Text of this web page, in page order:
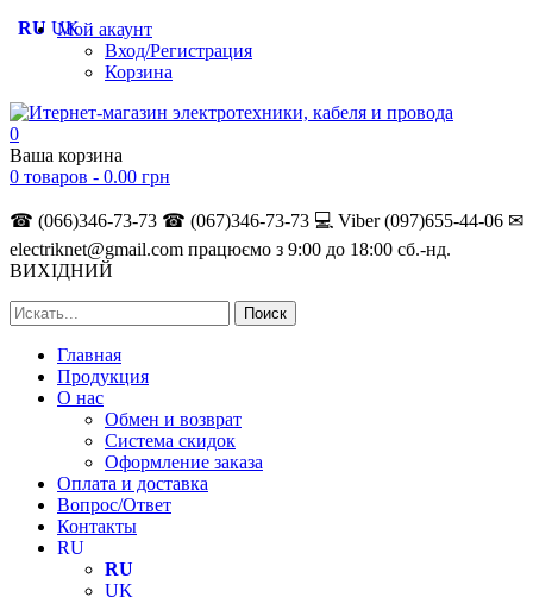
Мой акаунт
Вход/Регистрация
Корзина
0
Ваша корзина
0 товаров - 0.00 грн
☎ (066)346-73-73 ☎ (067)346-73-73 💻 Viber (097)655-44-06 ✉
electriknet@gmail.com працюємо з 9:00 до 18:00 сб.-нд.
ВИХІДНИЙ
Главная
Продукция
О нас
Обмен и возврат
Система скидок
Оформление заказа
Оплата и доставка
Вопрос/Ответ
Контакты
RU
RU
UK
RU UK